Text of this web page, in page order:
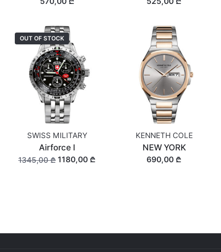
OUT OF STOCK
SWISS MILITARY
Airforce I
1345,00 ₾ 1180,00 ₾
KENNETH COLE
NEW YORK
690,00 ₾